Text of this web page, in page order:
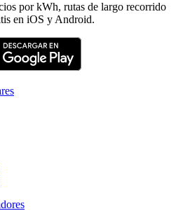
por kWh, rutas de largo recorrido
en iOS y Android.